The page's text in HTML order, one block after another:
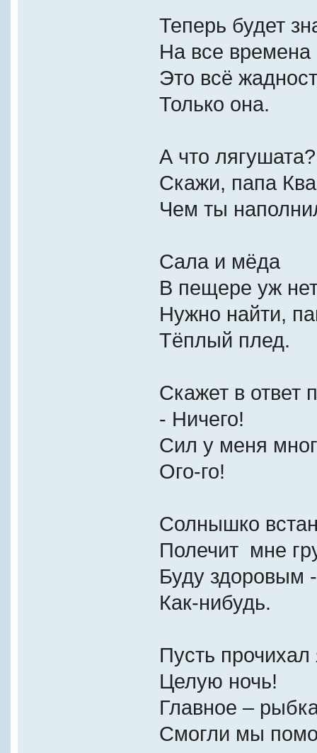
Теперь будет
На все времена
Это всё
Только она.
А что лягушата?
Скажи, папа
Чем ты
Cала и мёда
В пещере уж
Нужно найти,
Тёплый плед.
Cкажет в ответ
- Ничего!
Сил у меня
Ого-го!
Солнышко
Полечит мне
Буду
Как-нибудь.
Пусть прочихал
Целую ночь!
Главное –
Смогли мы